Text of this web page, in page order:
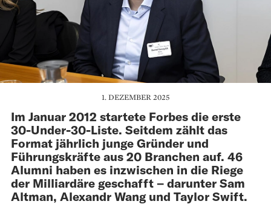
1. DEZEMBER 2025
Im Januar 2012 startete Forbes die erste
30-Under-30-Liste. Seitdem zählt das
Format jährlich junge Gründer und
Führungskräfte aus 20 Branchen auf. 46
Alumni haben es inzwischen in die Riege
der Milliardäre geschafft – darunter Sam
Altman, Alexandr Wang und Taylor Swift.